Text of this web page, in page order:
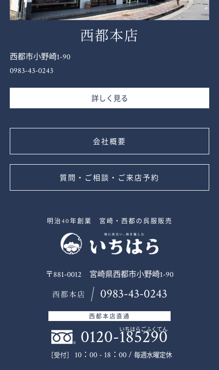
西都本店
西都市小野崎1-90
0983-43-0243
詳しく見る
会社概要
質問・ご相談・ご来店予約
明治40年創業 宮崎・西都の呉服販売
〒881-0012 宮崎県西都市小野崎1-90
西都本店 0983-43-0243
西都本店直通
0120-185290
いちはらごふくてん
［受付］ 10：00 - 18：00 / 毎週水曜定休